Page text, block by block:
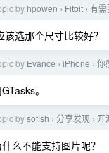
by hpowen › Fitbit › 有需
选那个尺寸比较好？
by Evance › iPhone › 你
。
bysofish › 分享发现 › 开
么不能支持图片呢？